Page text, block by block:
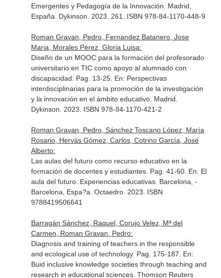
Emergentes y Pedagogía de la Innovación . Madrid,
España. Dykinson. 2023. 261. ISBN 978-84-1170-448-9
Roman Gravan, Pedro, Fernandez Batanero, Jose
Maria, Morales Pérez, Gloria Luisa:
Diseño de un MOOC para la formación del profesorado
universitario en TIC como apoyo al alumnado con
discapacidad. Pag. 13-25. En: Perspectivas
interdisciplinarias para la promoción de la investigación
y la innovación en el ámbito educativo. Madrid.
Dykinson. 2023. ISBN 978-84-1170-421-2
Roman Gravan, Pedro, Sánchez Toscano López, María
Rosario, Hervás Gómez, Carlos, Cotrino García, José
Alberto:
Las aulas del futuro como recurso educativo en la
formación de docentes y estudiantes. Pag. 41-60. En: El
aula del futuro. Experiencias educativas. Barcelona, -
Barcelona, Espa?a. Octaedro. 2023. ISBN
9788419506641
Barragán Sánchez, Raquel, Corujo Velez, Mª del
Carmen, Roman Gravan, Pedro:
Diagnosis and training of teachers in the responsible
and ecological use of technology. Pag. 175-187. En:
Buid inclusive knowledge societies through teaching and
research in educational sciences. Thomson Reuters